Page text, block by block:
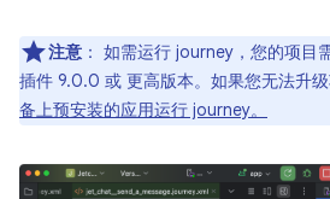
注意 ： 如需运行 journey，您的项目
插件 9.0.0 或 更高版本。如果您无法升
备上预安装的应用运行 journey。